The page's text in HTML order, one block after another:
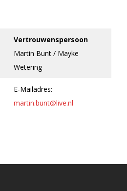
Vertrouwenspersoon
Martin Bunt / Mayke
Wetering
E-Mailadres:
martin.bunt@live.nl